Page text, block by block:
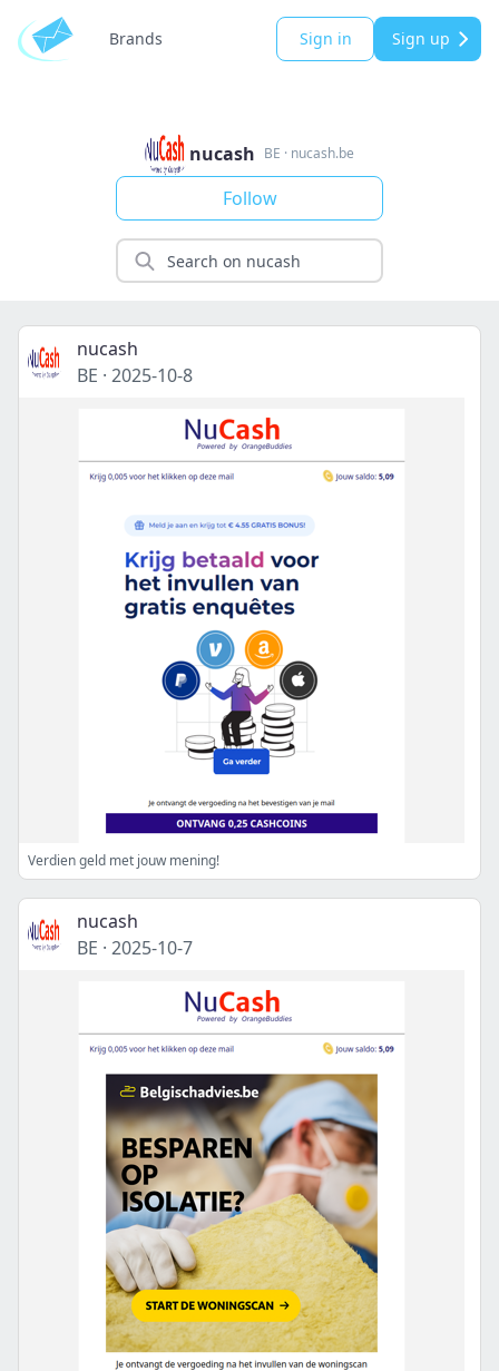
Brands Sign in Sign up
nucash BE · nucash.be
Follow
nucash
BE · 2025-10-8
Verdien geld met jouw mening!
nucash
BE · 2025-10-7